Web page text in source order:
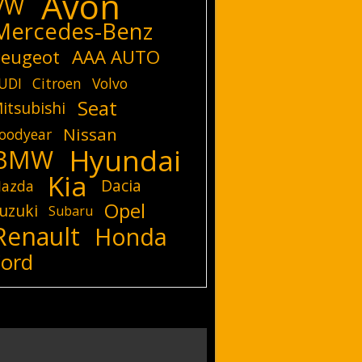
Benz
AAA AUTO
Citroen Volvo
Seat
Nissan
Hyundai
Kia
Dacia
Subaru Opel
Honda